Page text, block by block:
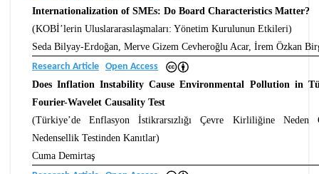
Internationalization of SMEs: Do Board Characteristics Matter?
(KOBİ’lerin Uluslararasılaşmaları: Yönetim Kurulunun Etkileri)
Seda Bilyay-Erdoğan, Merve Gizem Cevheroğlu Acar, İrem Özkan
Research Article Open Access
Does Inflation Instability Cause Environmental Pollution in
Fourier-Wavelet Causality Test
(Türkiye’de Enflasyon İstikrarsızlığı Çevre Kirliliğine Neden
Nedensellik Testinden Kanıtlar)
Cuma Demirtaş